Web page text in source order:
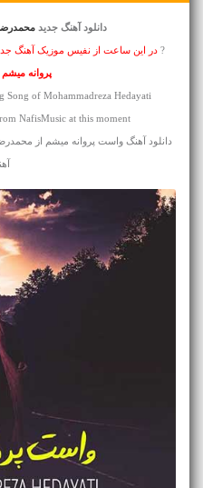
دانلود آهنگ جدید
? در این ساعت از نفیس موزیک آهنگ
پروانه میشم
Song of Mohammadreza Hedayati
NafisMusic at this moment